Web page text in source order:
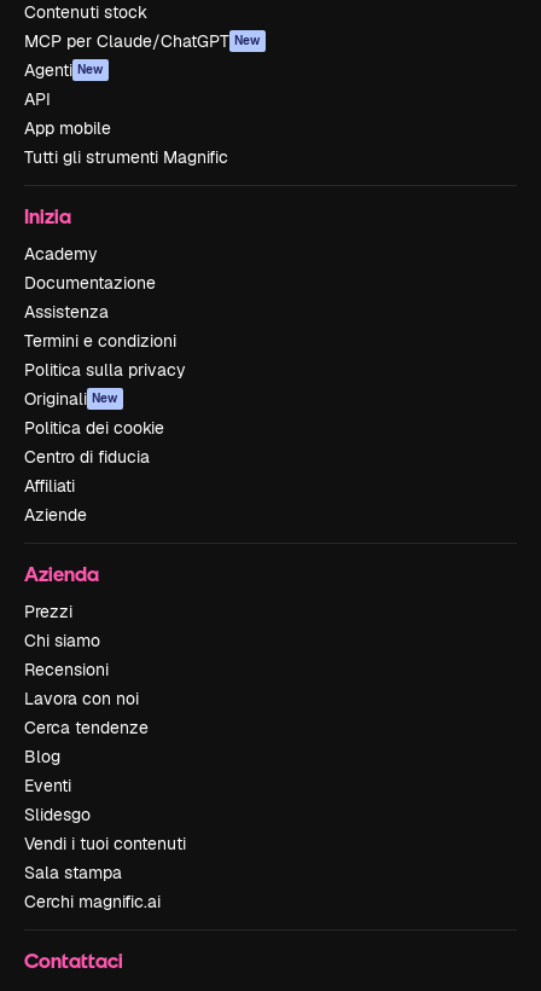
Contenuti stock
MCP per Claude/ChatGPT New
Agenti New
API
App mobile
Tutti gli strumenti Magnific
Inizia
Academy
Documentazione
Assistenza
Termini e condizioni
Politica sulla privacy
Originali New
Politica dei cookie
Centro di fiducia
Affiliati
Aziende
Azienda
Prezzi
Chi siamo
Recensioni
Lavora con noi
Cerca tendenze
Blog
Eventi
Slidesgo
Vendi i tuoi contenuti
Sala stampa
Cerchi magnific.ai
Contattaci